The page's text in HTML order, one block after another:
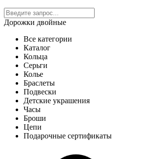
Дорожки двойные
Все категории
Каталог
Кольца
Серьги
Колье
Браслеты
Подвески
Детские украшения
Часы
Броши
Цепи
Подарочные сертификаты